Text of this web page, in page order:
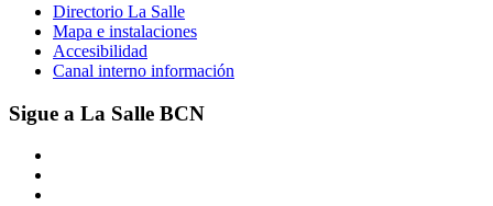
Directorio La Salle
Mapa e instalaciones
Accesibilidad
Canal interno información
Sigue a La Salle BCN